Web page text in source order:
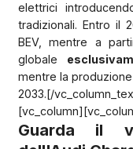
elettrici
tradizionali. Entro il
BEV, mentre a
globale
mentre la
2033.[/
Guarda il